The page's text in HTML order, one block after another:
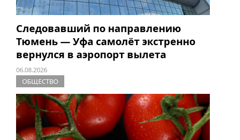
Следовавший по направлению
Тюмень — Уфа самолёт экстренно
вернулся в аэропорт вылета
06.08.2026
ОБЩЕСТВО